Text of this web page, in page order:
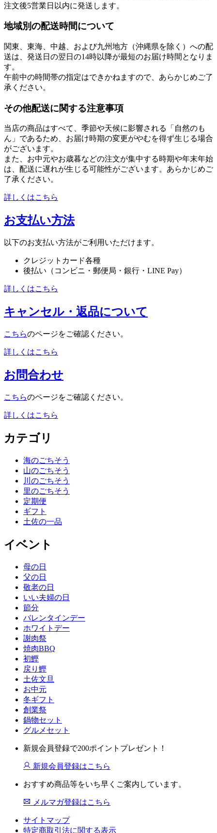
注文後5営業日以内に発送します。
地域別の配送時間について
関東、東海、中越、および九州地方（沖縄県を除く）への配
送は、発送日の翌日の14時以降が最短のお届け時間となりま
す。
午前中の時間帯の指定はできかねますので、あらかじめご了
承ください。
その他配送に関する注意事項
当店の商品はすべて、季節や天候に影響される「自然のも
ん」であるため、お届け時期の変更がやむを得ず生じる場合
がございます。
また、お中元やお歳暮などの注文が集中する時期や年末年始
は、配送に遅れが生じる可能性がございます。あらかじめご
了承ください。
詳しくはこちら
お支払い方法
以下のお支払い方法がご利用いただけます。
クレジットカード各種
後払い（コンビニ・郵便局・銀行・LINE Pay）
詳しくはこちら
キャンセル・返品について
こちらのページをご確認ください。
詳しくはこちら
お問合わせ
こちらのページをご確認ください。
詳しくはこちら
カテゴリ
海のごちそう
山のごちそう
川のごちそう
里のごちそう
定期便
ギフト
土佐の一品
イベント
母の日
父の日
敬老の日
いい夫婦の日
節分
バレンタインデー
ホワイトデー
謝肉祭
焼肉BBQ
初鰹
戻り鰹
土佐文旦
お中元
冬ギフト
創業祭
鍋物セット
グルメセット
新規会員登録で200ポイントプレゼント！
新規会員登録はこちら
おすすめ商品等をいち早くご案内しています。
メルマガ登録はこちら
サイトマップ
特定商取引法に関する表示